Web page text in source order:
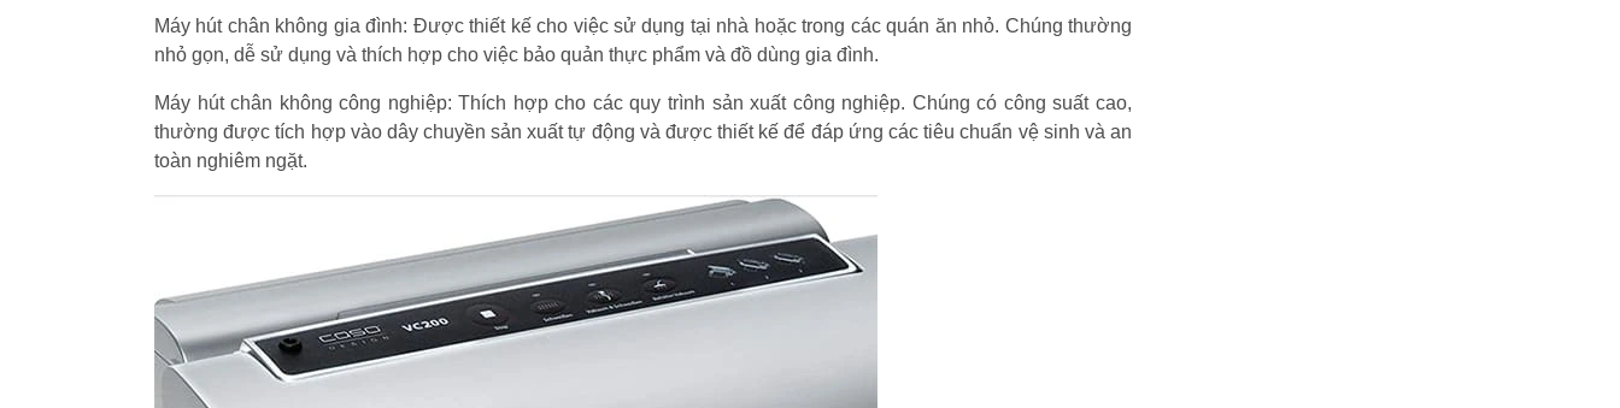
Máy hút chân không gia đình: Được thiết kế cho việc sử dụng tại nhà hoặc trong các quán ăn nhỏ. Chúng thường
nhỏ gọn, dễ sử dụng và thích hợp cho việc bảo quản thực phẩm và đồ dùng gia đình.
Máy hút chân không công nghiệp: Thích hợp cho các quy trình sản xuất công nghiệp. Chúng có công suất cao,
thường được tích hợp vào dây chuyền sản xuất tự động và được thiết kế để đáp ứng các tiêu chuẩn vệ sinh và an
toàn nghiêm ngặt.